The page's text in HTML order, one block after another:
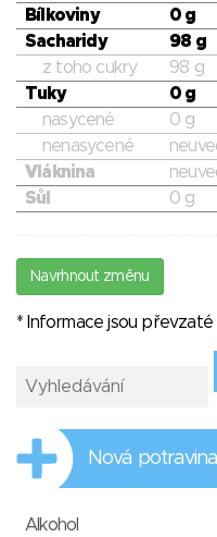
Bílkoviny
0 g
Sacharidy
98 g
z toho cukry
98 g
Tuky
0 g
nasycené
0 g
nenasycené
Vláknina
Sůl
0 g
Navrhnout změnu
* Informace jsou
Nová potravina
Alkohol